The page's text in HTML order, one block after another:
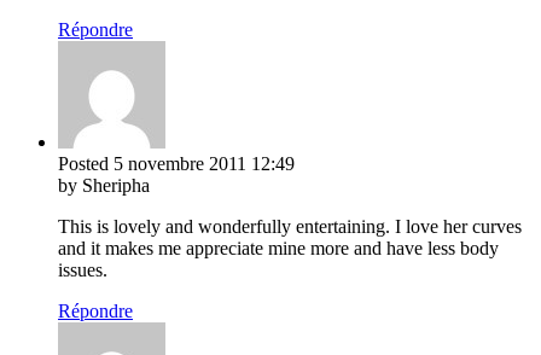
Répondre
Posted 5 novembre 2011 12:49
by Sheripha
This is lovely and wonderfully entertaining. I love her curves
and it makes me appreciate mine more and have less body
issues.
Répondre